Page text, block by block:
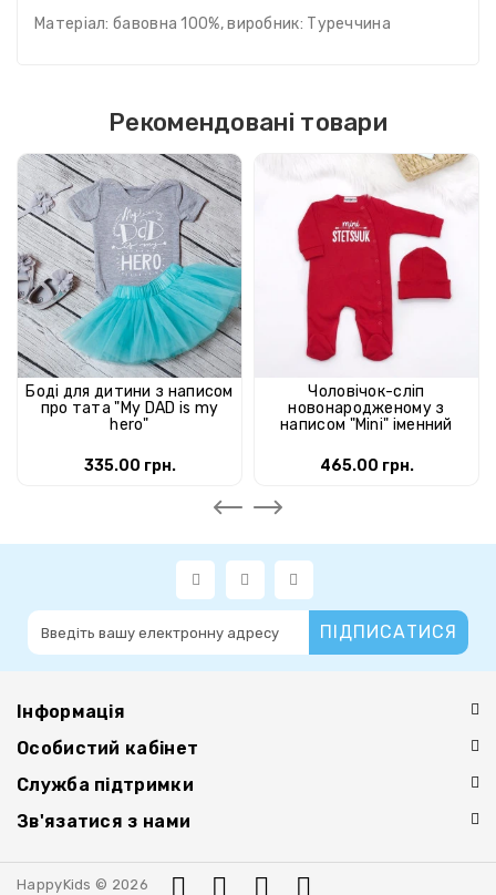
Матеріал: бавовна 100%, виробник: Туреччина
Рекомендовані товари
Боді для дитини з написом
про тата "My DAD is my
hero"
335.00 грн.
Чоловічок-сліп
новонародженому з
написом "Mini" іменний
465.00 грн.
ПІДПИСАТИСЯ
Інформація
Особистий кабінет
Служба підтримки
Зв'язатися з нами
HappyKids © 2026